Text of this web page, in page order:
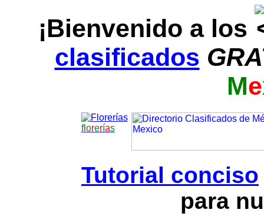
¡Bienvenido a los
clasificados
Me
florerías
Tutorial conciso
para